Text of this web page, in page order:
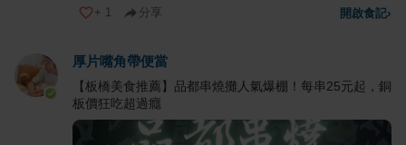
+ 1 分享 開啟食記›
厚片嘴角帶便當
【板橋美食推薦】品都串燒攤人氣爆棚！每串25元起，銅
板價狂吃超過癮